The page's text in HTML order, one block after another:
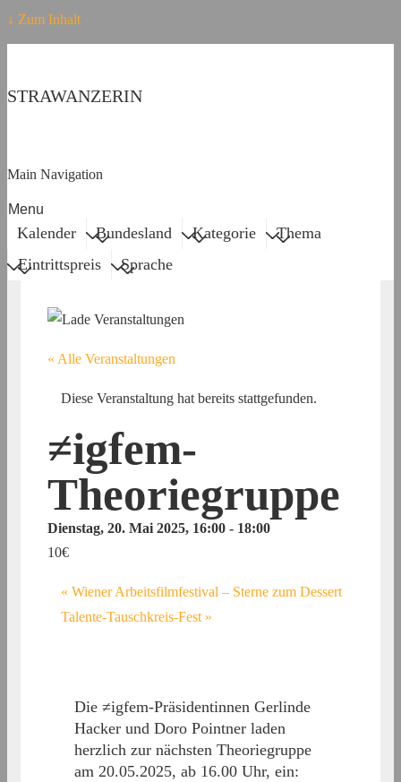
↓ Zum Inhalt
STRAWANZERIN
Main Navigation
Menu
Kalender Bundesland Kategorie
Thema
Eintrittspreis
Sprache
« Alle Veranstaltungen
Diese Veranstaltung hat bereits stattgefunden.
≠igfem-
Theoriegruppe
Dienstag, 20. Mai 2025, 16:00 - 18:00
10€
« Wiener Arbeitsfilmfestival – Sterne zum Dessert
Talente-Tauschkreis-Fest »
Die ≠igfem-Präsidentinnen Gerlinde
Hacker und Doro Pointner laden
herzlich zur nächsten Theoriegruppe
am 20.05.2025, ab 16.00 Uhr, ein: